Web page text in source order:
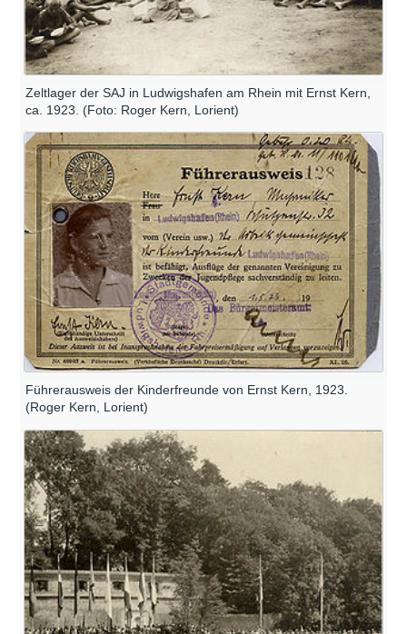
Zeltlager der SAJ in Ludwigshafen am Rhein mit Ernst Kern,
ca. 1923. (Foto: Roger Kern, Lorient)
Führerausweis der Kinderfreunde von Ernst Kern, 1923.
(Roger Kern, Lorient)